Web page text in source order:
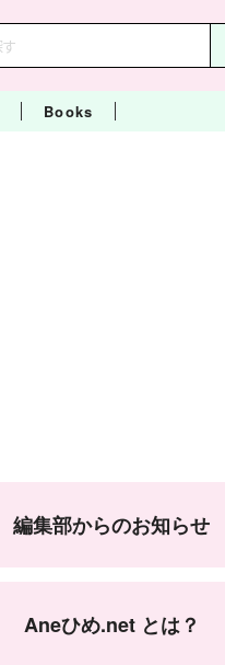
Books
編集部からのお知らせ
Aneひめ.net とは？